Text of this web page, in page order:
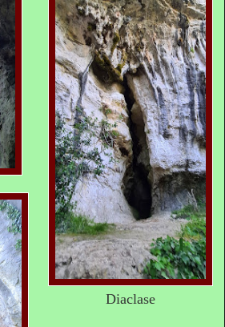
Diaclase